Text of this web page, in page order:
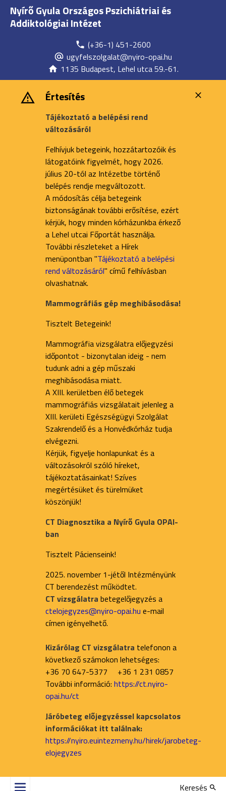
Nyírő Gyula Országos Pszichiátriai és
Addiktológiai Intézet
(+36-1) 451-2600
ugyfelszolgalat@nyiro-opai.hu
1135 Budapest, Lehel utca 59.-61.
Értesítés
Tájékoztató a belépési rend
változásáról
Felhívjuk betegeink, hozzátartozóik és
látogatóink figyelmét, hogy 2026.
július 20-tól az Intézetbe történő
belépés rendje megváltozott.
A módosítás célja betegeink
biztonságának további erősítése, ezért
kérjük, hogy minden kórházunkba érkező
a Lehel utcai Főportát használja.
További részleteket a Hírek
menüpontban "Tájékoztató a belépési
rend változásáról" című felhívásban
olvashatnak.
Mammográfiás gép meghibásodása!
Tisztelt Betegeink!
Mammográfia vizsgálatra előjegyzési
időpontot - bizonytalan ideig - nem
tudunk adni a gép műszaki
meghibásodása miatt.
A XIII. kerületben élő betegek
mammográfiás vizsgálatait jelenleg a
XIII. kerületi Egészségügyi Szolgálat
Szakrendelő és a Honvédkórház tudja
elvégezni.
Kérjük, figyelje honlapunkat és a
változásokról szóló híreket,
tájékoztatásainkat! Szíves
megértésüket és türelmüket
köszönjük!
CT Diagnosztika a Nyírő Gyula OPAI-
ban
Tisztelt Pácienseink!
2025. november 1-jétől Intézményünk
CT berendezést működtet.
CT vizsgálatra betegelőjegyzés a
ctelojegyzes@nyiro-opai.hu e-mail
címen igényelhető.
Kizárólag CT vizsgálatra telefonon a
következő számokon lehetséges:
+36 70 647-5377 +36 1 231 0857
További információ: https://ct.nyiro-
opai.hu/ct
Járóbeteg előjegyzéssel kapcsolatos
információkat itt találnak:
https://nyiro.euintezmeny.hu/hirek/jarobeteg-
elojegyzes
Keresés